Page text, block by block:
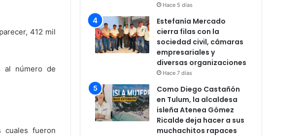
412 mil
al número de
cuales fueron
Hace 5 días
Estefanía Mercado
cierra filas con la
sociedad civil, cámaras
empresariales y
diversas organizaciones
Hace 7 días
Como Diego Castañón
en Tulum, la alcaldesa
isleña Atenea Gómez
Ricalde deja hacer a sus
muchachitos rapaces